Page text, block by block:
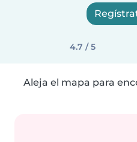
4.7 / 5
Aleja el mapa para